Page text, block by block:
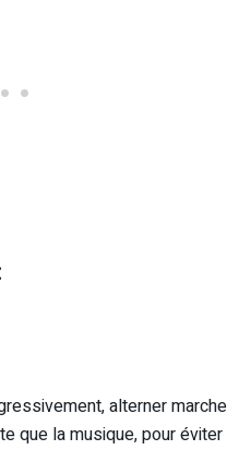
alterner marche
que la musique, pour éviter